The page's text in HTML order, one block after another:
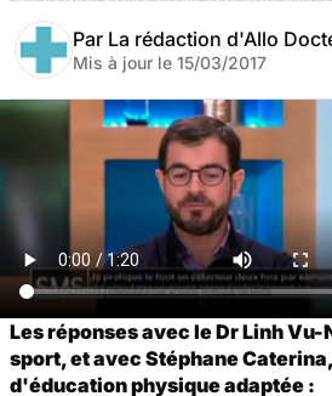
Par La rédaction d'Allo
Mis à jour le 15/03/2017
Les réponses avec le Dr Linh
sport, et avec Stéphane
d'éducation physique adaptée :